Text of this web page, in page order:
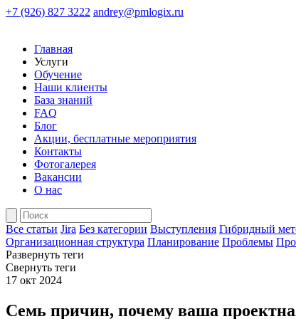
+7 (926) 827 3222 andrey@pmlogix.ru
Главная
Услуги
Обучение
Наши клиенты
База знаний
FAQ
Блог
Акции, бесплатные мероприятия
Контакты
Фотогалерея
Вакансии
О нас
Все статьи Jira Без категории Выступления Гибридный
Организационная структура Планирование Проблемы
Развернуть теги
Свернуть теги
17 окт 2024
Семь причин, почему ваша